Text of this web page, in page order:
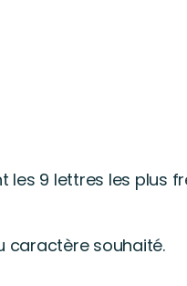
les 9 lettres les plus
caractère souhaité.